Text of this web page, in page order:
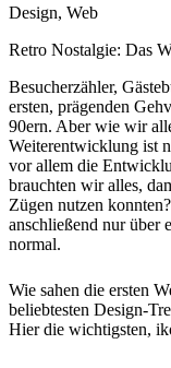
Design, Web
Retro Nostalgie: Das
Besucherzähler,
ersten, prägenden
90ern. Aber wie wir
Weiterentwicklung ist
vor allem die
brauchten wir alles,
Zügen nutzen
anschließend nur über
normal.
Wie sahen die ersten
beliebtesten Design-
Hier die wichtigsten,